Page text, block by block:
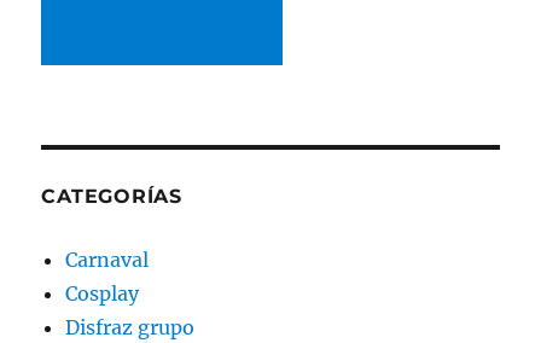
CATEGORÍAS
Carnaval
Cosplay
Disfraz grupo